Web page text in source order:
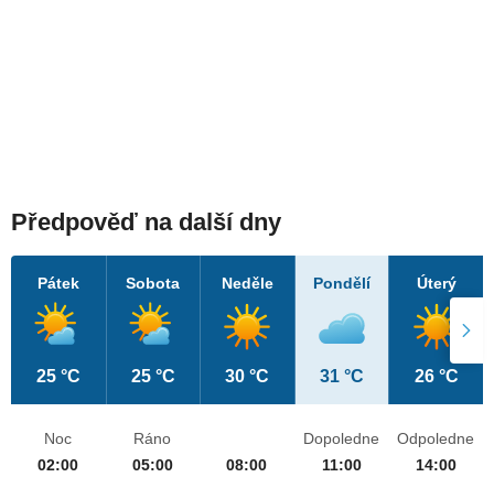
Předpověď na další dny
Pátek
25 °C
Sobota
25 °C
Neděle
30 °C
Pondělí
31 °C
Úterý
26 °C
Noc
02:00
Ráno
05:00
08:00
Dopoledne
11:00
Odpoledne
14:00